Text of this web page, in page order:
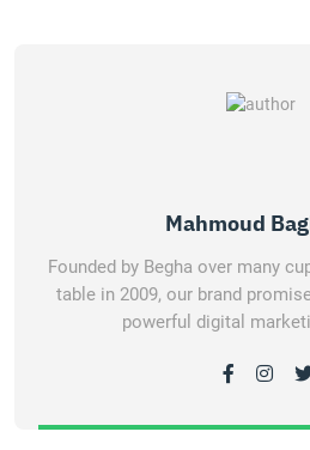
Mahmoud
Founded by Begha over many
table in 2009, our brand
powerful digital